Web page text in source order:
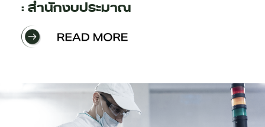
: สำนักงบประมาณ